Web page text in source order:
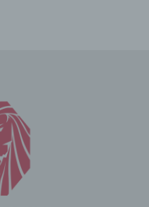
gängigen
die betroffene
in dem genutzten
nicht alle
vollumfänglich nutzbar.